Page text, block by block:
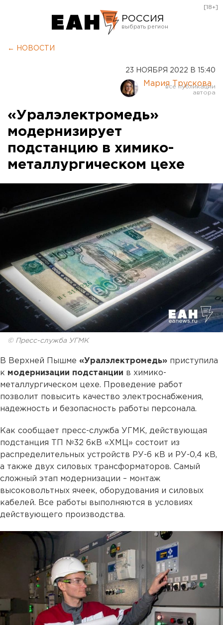
РОССИЯ
Курган
Оренбург
[18+]
← НОВОСТИ
23 НОЯБРЯ 2022 В 15:40
Мария Трускова
«Уралэлектромедь»
модернизирует
подстанцию в химико-
металлургическом цехе
© Пресс-служба УГМК
В Верхней Пышме «Уралэлектромедь» приступила
к модернизации подстанции в химико-
металлургическом цехе. Проведение работ
позволит повысить качество электроснабжения,
надежность и безопасность работы персонала.
Как сообщает пресс-служба УГМК, действующая
подстанция ТП №32 6кВ «ХМЦ» состоит из
распределительных устройств РУ-6 кВ и РУ-0,4 кВ,
а также двух силовых трансформаторов. Самый
сложный этап модернизации – монтаж
высоковольтных ячеек, оборудования и силовых
кабелей. Все работы выполняются в условиях
действующего производства.